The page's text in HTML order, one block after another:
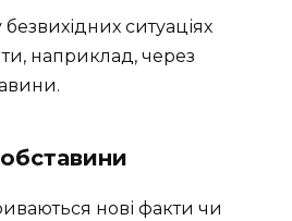
ситуаціях
наприклад, через
нові факти чи